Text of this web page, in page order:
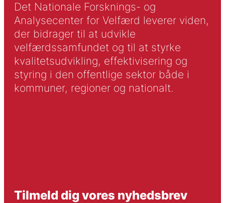
Det Nationale Forsknings- og
Analysecenter for Velfærd leverer viden,
der bidrager til at udvikle
velfærdssamfundet og til at styrke
kvalitetsudvikling, effektivisering og
styring i den offentlige sektor både i
kommuner, regioner og nationalt.
Tilmeld dig vores nyhedsbrev